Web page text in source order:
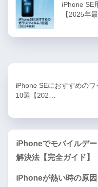
iPhone SE
【2025年
iPhone SEにおすすめのワ
10選【202…
iPhoneでモバイルデ
解決法【完全ガイド】
iPhoneが熱い時の原